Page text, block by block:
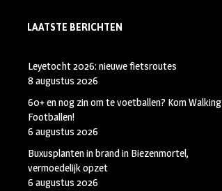
LAATSTE BERICHTEN
Leyetocht 2026: nieuwe fietsroutes
8 augustus 2026
60+ en nog zin om te voetballen? Kom Walking
Footballen!
6 augustus 2026
Buxusplanten in brand in Biezenmortel,
vermoedelijk opzet
6 augustus 2026